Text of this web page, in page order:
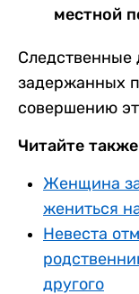
местной
Следственные
задержанных
совершению
Читайте
Женщина
жениться
Невеста
другого